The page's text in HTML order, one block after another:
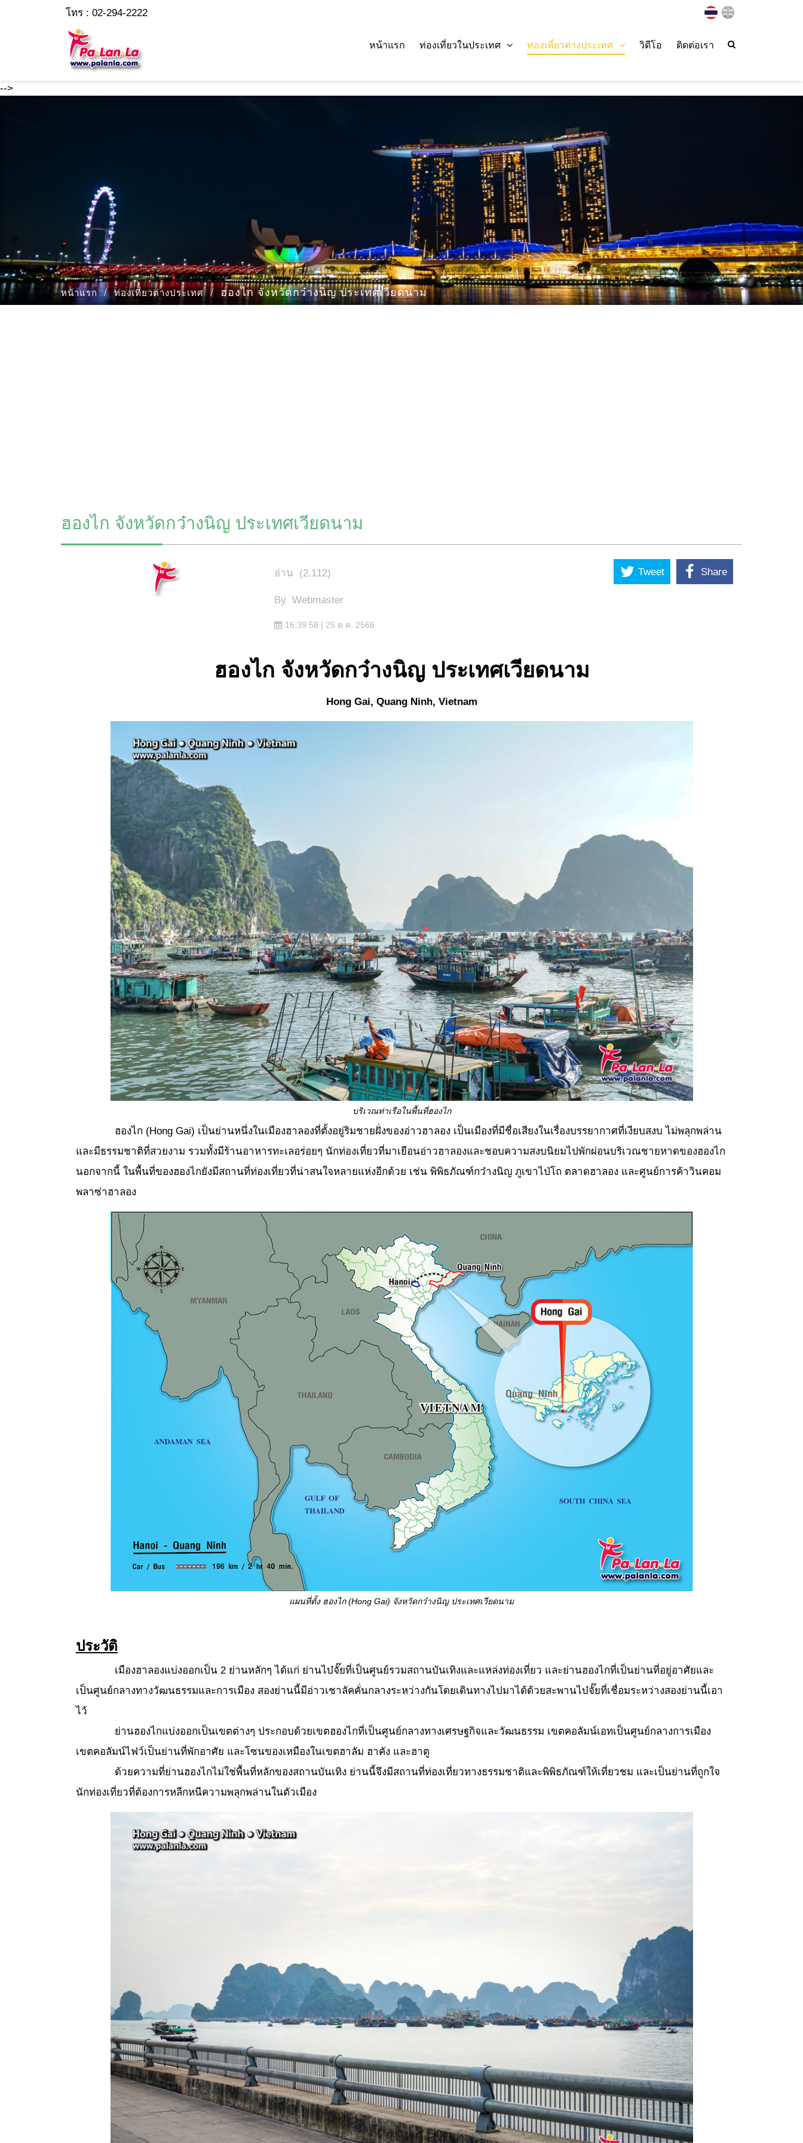
-->
โทร : 02-294-2222
หน้าแรก ท่องเที่ยวในประเทศ ท่องเที่ยวต่างประเทศ วิดีโอ ติดต่อเรา
หน้าแรก ท่องเที่ยวต่างประเทศ ฮองไก จังหวัดกว๋างนิญ ประเทศเวียดนาม
ฮองไก จังหวัดกว๋างนิญ ประเทศเวียดนาม
อ่าน (2,112)
By Webmaster
16:39:58 | 25 ต.ค. 2566
Tweet Share
ฮองไก จังหวัดกว๋างนิญ ประเทศเวียดนาม
Hong Gai, Quang Ninh, Vietnam
บริเวณท่าเรือในพื้นที่ฮองไก
ฮองไก (Hong Gai) เป็นย่านหนึ่งในเมืองฮาลองที่ตั้งอยู่ริมชายฝั่งของอ่าวฮาลอง เป็นเมืองที่มีชื่อเสียงในเรื่องบรรยากาศที่เงียบสงบ ไม่พลุกพล่าน
และมีธรรมชาติที่สวยงาม รวมทั้งมีร้านอาหารทะเลอร่อยๆ นักท่องเที่ยวที่มาเยือนอ่าวฮาลองและชอบความสงบนิยมไปพักผ่อนบริเวณชายหาดของฮองไก
นอกจากนี้ ในพื้นที่ของฮองไกยังมีสถานที่ท่องเที่ยวที่น่าสนใจหลายแห่งอีกด้วย เช่น พิพิธภัณฑ์กว๋างนิญ ภูเขาไป่โถ ตลาดฮาลอง และศูนย์การค้าวินคอม
พลาซ่าฮาลอง
แผนที่ตั้ง ฮองไก(Hong Gai) จังหวัดกว๋างนิญ ประเทศเวียดนาม
ประวัติ
เมืองฮาลองแบ่งออกเป็น 2 ย่านหลักๆ ได้แก่ ย่านไบ๋จั๊ยที่เป็นศูนย์รวมสถานบันเทิงและแหล่งท่องเที่ยว และย่านฮองไกที่เป็นย่านที่อยู่อาศัยและ
เป็นศูนย์กลางทางวัฒนธรรมและการเมือง สองย่านนี้มีอ่าวเชาลัคคั่นกลางระหว่างกันโดยเดินทางไปมาได้ด้วยสะพานไบ๋จั๊ยที่เชื่อมระหว่างสองย่านนี้เอา
ไว้
ย่านฮองไกแบ่งออกเป็นเขตต่างๆ ประกอบด้วยเขตฮองไกที่เป็นศูนย์กลางทางเศรษฐกิจและวัฒนธรรม เขตคอลัมน์เอทเป็นศูนย์กลางการเมือง
เขตคอลัมน์ไฟว์เป็นย่านที่พักอาศัย และโซนของเหมืองในเขตฮาลัม ฮาคัง และฮาตู
ด้วยความที่ย่านฮองไกไม่ใช่พื้นที่หลักของสถานบันเทิง ย่านนี้จึงมีสถานที่ท่องเที่ยวทางธรรมชาติและพิพิธภัณฑ์ให้เที่ยวชม และเป็นย่านที่ถูกใจ
นักท่องเที่ยวที่ต้องการหลีกหนีความพลุกพล่านในตัวเมือง